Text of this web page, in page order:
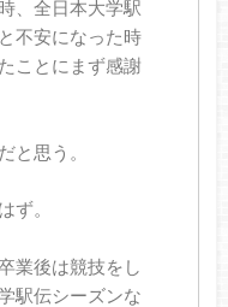
、全日本大学駅
不安になった時
ことにまず感謝
と思う。
ず。
業後は競技をし
駅伝シーズンな